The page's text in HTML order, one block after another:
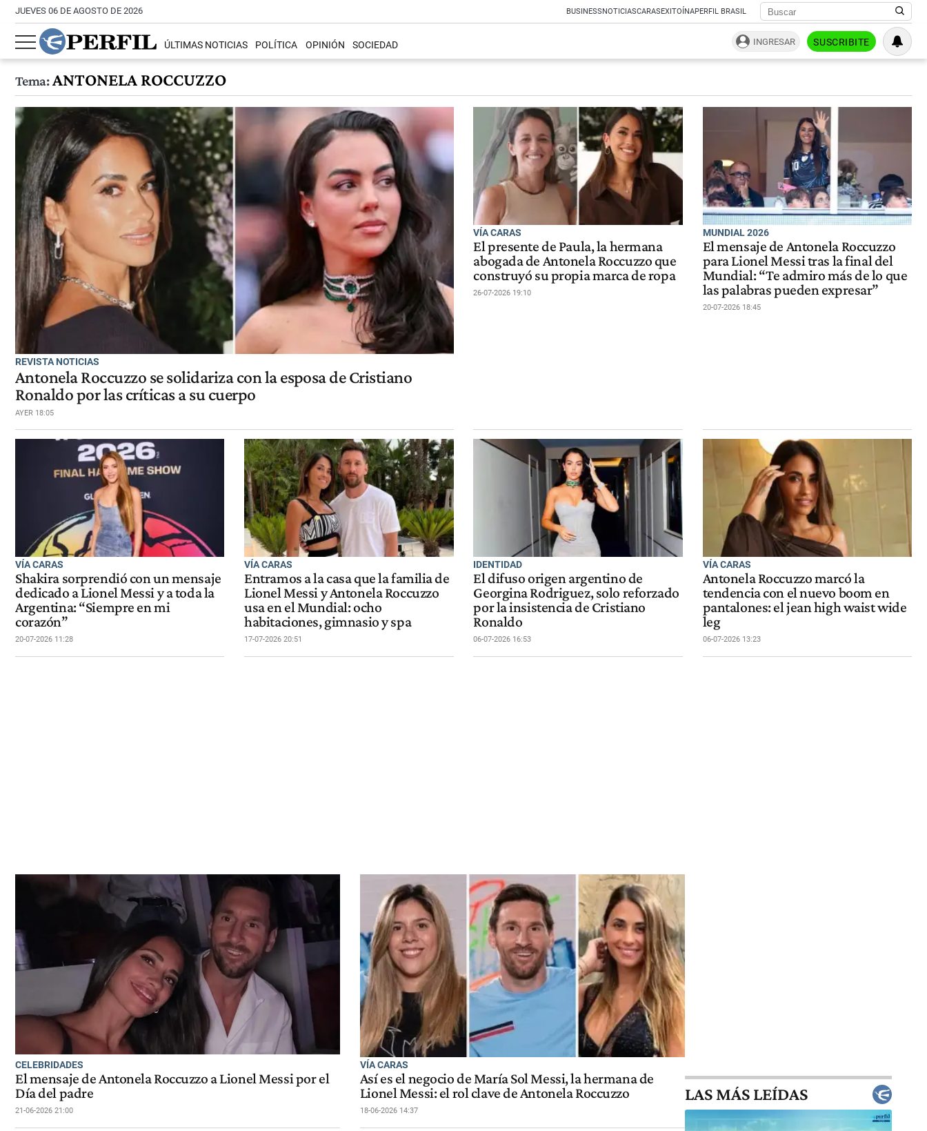
JUEVES 06 DE AGOSTO DE 2026 BUSINESSNOTICIASCARASEXITOÍNAPERFIL BRASIL
ÚLTIMAS NOTICIAS POLÍTICA OPINIÓN SOCIEDAD INGRESAR SUSCRIBITE
Tema:ANTONELA ROCCUZZO
REVISTA NOTICIAS
Antonela Roccuzzo se solidariza con la esposa de Cristiano
Ronaldo por las críticas a su cuerpo
AYER 18:05
VÍA CARAS
El presente de Paula, la hermana
abogada de Antonela Roccuzzo que
construyó su propia marca de ropa
26-07-2026 19:10
MUNDIAL 2026
El mensaje de Antonela Roccuzzo
para Lionel Messi tras la final del
Mundial: “Te admiro más de lo que
las palabras pueden expresar”
20-07-2026 18:45
VÍA CARAS
Shakira sorprendió con un mensaje
dedicado a Lionel Messi y a toda la
Argentina: “Siempre en mi
corazón”
20-07-2026 11:28
VÍA CARAS
Entramos a la casa que la familia de
Lionel Messi y Antonela Roccuzzo
usa en el Mundial: ocho
habitaciones, gimnasio y spa
17-07-2026 20:51
IDENTIDAD
El difuso origen argentino de
Georgina Rodriguez, solo reforzado
por la insistencia de Cristiano
Ronaldo
06-07-2026 16:53
VÍA CARAS
Antonela Roccuzzo marcó la
tendencia con el nuevo boom en
pantalones: el jean high waist wide
leg
06-07-2026 13:23
CELEBRIDADES
El mensaje de Antonela Roccuzzo a Lionel Messi por el
Día del padre
21-06-2026 21:00
VÍA CARAS
Así es el negocio de María Sol Messi, la hermana de
Lionel Messi: el rol clave de Antonela Roccuzzo
18-06-2026 14:37
LAS MÁS LEÍDAS